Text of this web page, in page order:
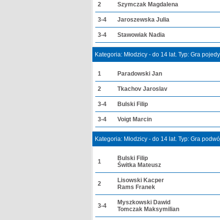
2 Szymczak Magdalena
3-4 Jaroszewska Julia
3-4 Stawowiak Nadia
Kategoria: Młodzicy - do 14 lat. Typ: Gra
1 Paradowski Jan
2 Tkachov Jaroslav
3-4 Bulski Filip
3-4 Voigt Marcin
Kategoria: Młodzicy - do 14 lat. Typ: Gra
1
Bulski Filip
Świtka Mateusz
2
Lisowski Kacper
Rams Franek
3-4
Myszkowski Dawid
Tomczak Maksymilian